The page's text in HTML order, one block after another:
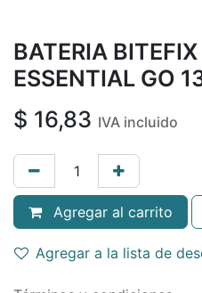
BATERIA
ESSENTIAL GO
$ 16,83 IVA incluido
Agregar al carrito
Agregar a la lista de